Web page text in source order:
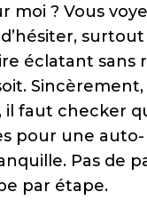
moi ? Vous
éclatant sans
il faut checker
pour une auto-
Pas de
par étape.